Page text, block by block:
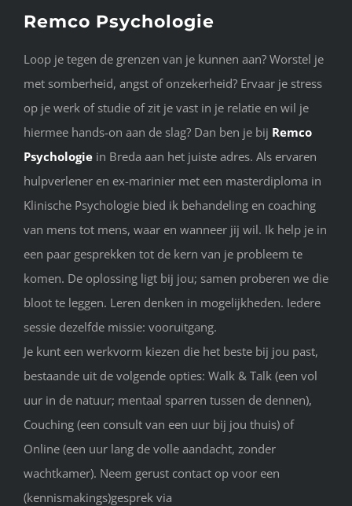
Remco Psychologie
Loop je tegen de grenzen van je kunnen aan? Worstel je
met somberheid, angst of onzekerheid? Ervaar je stress
op je werk of studie of zit je vast in je relatie en wil je
hiermee hands-on aan de slag? Dan ben je bij Remco
Psychologiein Breda aan het juiste adres. Als ervaren
hulpverlener en ex-marinier met een masterdiploma in
Klinische Psychologie bied ik behandeling en coaching
van mens tot mens, waar en wanneer jij wil. Ik help je in
een paar gesprekken tot de kern van je probleem te
komen. De oplossing ligt bij jou; samen proberen we die
bloot te leggen. Leren denken in mogelijkheden. Iedere
sessie dezelfde missie: vooruitgang.
Je kunt een werkvorm kiezen die het beste bij jou past,
bestaande uit de volgende opties: Walk & Talk (een vol
uur in de natuur; mentaal sparren tussen de dennen),
Couching (een consult van een uur bij jou thuis) of
Online (een uur lang de volle aandacht, zonder
wachtkamer). Neem gerust contact op voor een
(kennismakings)gesprek via